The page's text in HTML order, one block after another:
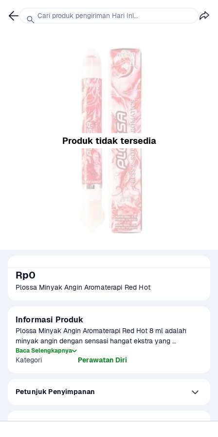
Produk tidak tersedia
Rp0
Plossa Minyak Angin Aromaterapi Red Hot
Informasi Produk
Plossa Minyak Angin Aromaterapi Red Hot 8 ml adalah
minyak angin dengan sensasi hangat ekstra yang
dirancang untuk meredakan pegal-pegal, sakit kepala,
gejala masuk angin, kembung, dan mual. Mengandung
aromaterapi yang menyegarkan dan menenangkan. Dengan
digunakan saat bepergian atau beraktivitas sehari-hari
Baca Selengkapnya
Kategori Perawatan Diri
Petunjuk Penyimpanan
Jaminan Belanja Aman
Cari produk pengiriman Hari Ini...